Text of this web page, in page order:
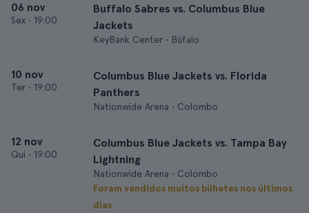
06 nov
Sex • 19:00
Buffalo Sabres vs. Columbus Blue
Jackets
KeyBank Center • Búfalo
10 nov
Ter • 19:00
Columbus Blue Jackets vs. Florida
Panthers
Nationwide Arena • Colombo
12 nov
Qui • 19:00
Columbus Blue Jackets vs. Tampa Bay
Lightning
Nationwide Arena • Colombo
Foram vendidos muitos bilhetes nos últimos
dias